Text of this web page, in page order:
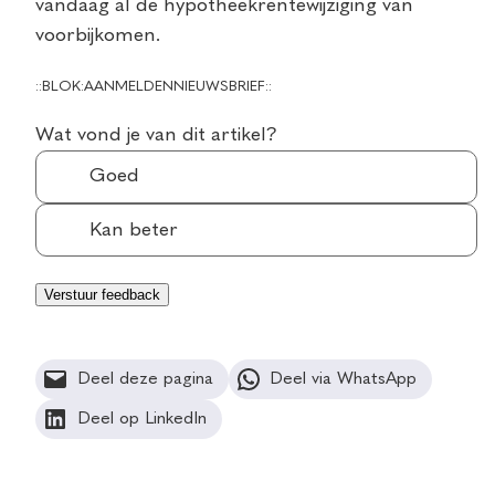
vandaag al de hypotheekrentewijziging van
voorbijkomen.
::BLOK:AANMELDENNIEUWSBRIEF::
Wat vond je van dit artikel?
Goed
Kan beter
Deel deze pagina Deel via WhatsApp
Deel op LinkedIn